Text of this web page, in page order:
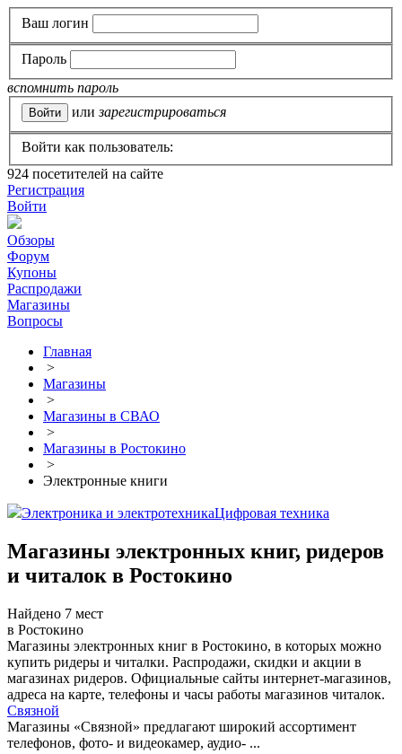
Ваш логин
Пароль
вспомнить пароль
или зарегистрироваться
Войти как пользователь:
924 посетителей на сайте
Регистрация
Войти
Обзоры
Форум
Купоны
Распродажи
Магазины
Вопросы
Главная
>
Магазины
>
Магазины в СВАО
>
Магазины в Ростокино
>
Электронные книги
Электроника и электротехникаЦифровая техника
Магазины электронных книг, ридеров
и читалок в Ростокино
Найдено 7 мест
в Ростокино
Магазины электронных книг в Ростокино, в которых можно
купить ридеры и читалки. Распродажи, скидки и акции в
магазинах ридеров. Официальные сайты интернет-магазинов,
адреса на карте, телефоны и часы работы магазинов читалок.
Связной
Магазины «Связной» предлагают широкий ассортимент
телефонов, фото- и видеокамер, аудио- ...